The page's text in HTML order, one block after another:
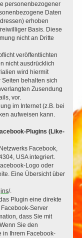
personenbezogener
Daten
erhoben
Basis. Diese
nicht an Dritte
veröffentlichten
nicht ausdrücklich
wird hiermit
behalten sich
Zusendung
vor.
im Internet (z.B. bei
aufweisen kann.
Plugins (Like-
Facebook,
USA integriert.
Logo oder
Eine Übersicht über
/.
Plugin eine direkte
Server
dass Sie mit
Sie den
in Ihrem Facebook-